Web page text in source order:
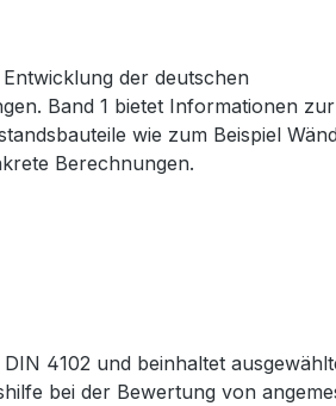
der deutschen
Band 1 bietet Informationen
wie zum Beispiel
Berechnungen.
4102 und beinhaltet
bei der Bewertung von